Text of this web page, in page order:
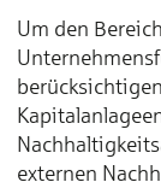
Um den
externen